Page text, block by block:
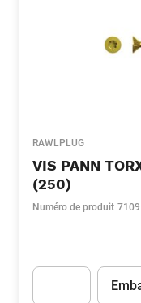
RAWLPLUG
VIS PANN
(250)
Numéro de produit 7109
Unité